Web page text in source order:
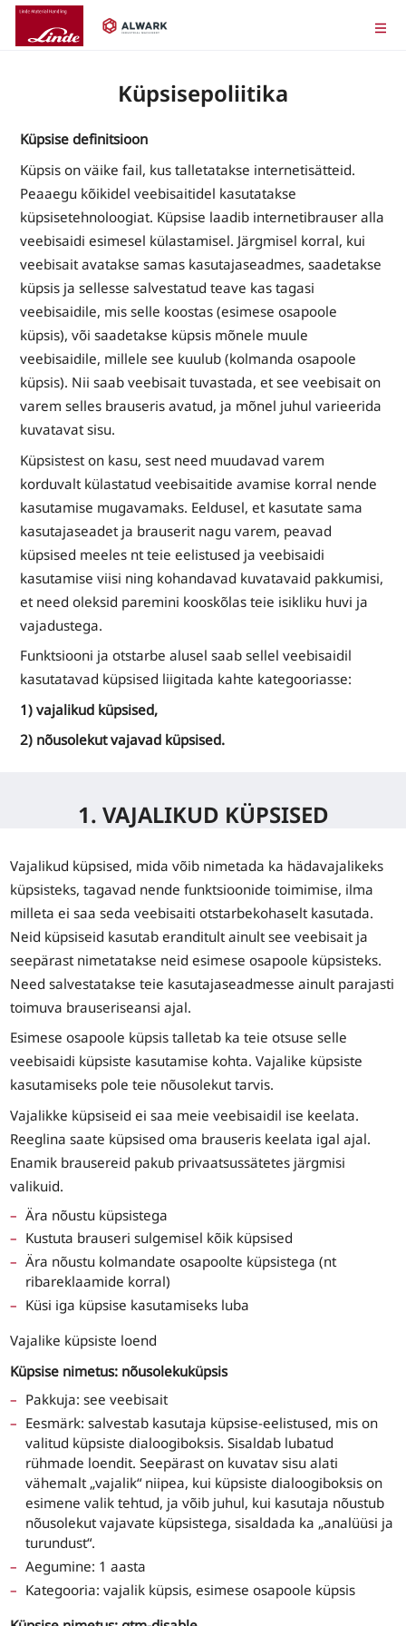
Küpsisepoliitika
Küpsise definitsioon
Küpsis on väike fail, kus talletatakse internetisätteid.
Peaaegu kõikidel veebisaitidel kasutatakse
küpsisetehnoloogiat. Küpsise laadib internetibrauser alla
veebisaidi esimesel külastamisel. Järgmisel korral, kui
veebisait avatakse samas kasutajaseadmes, saadetakse
küpsis ja sellesse salvestatud teave kas tagasi
veebisaidile, mis selle koostas (esimese osapoole
küpsis), või saadetakse küpsis mõnele muule
veebisaidile, millele see kuulub (kolmanda osapoole
küpsis). Nii saab veebisait tuvastada, et see veebisait on
varem selles brauseris avatud, ja mõnel juhul varieerida
kuvatavat sisu.
Küpsistest on kasu, sest need muudavad varem
korduvalt külastatud veebisaitide avamise korral nende
kasutamise mugavamaks. Eeldusel, et kasutate sama
kasutajaseadet ja brauserit nagu varem, peavad
küpsised meeles nt teie eelistused ja veebisaidi
kasutamise viisi ning kohandavad kuvatavaid pakkumisi,
et need oleksid paremini kooskõlas teie isikliku huvi ja
vajadustega.
Funktsiooni ja otstarbe alusel saab sellel veebisaidil
kasutatavad küpsised liigitada kahte kategooriasse:
1) vajalikud küpsised,
2) nõusolekut vajavad küpsised.
1. VAJALIKUD KÜPSISED
Vajalikud küpsised, mida võib nimetada ka hädavajalikeks
küpsisteks, tagavad nende funktsioonide toimimise, ilma
milleta ei saa seda veebisaiti otstarbekohaselt kasutada.
Neid küpsiseid kasutab eranditult ainult see veebisait ja
seepärast nimetatakse neid esimese osapoole küpsisteks.
Need salvestatakse teie kasutajaseadmesse ainult parajasti
toimuva brauseriseansi ajal.
Esimese osapoole küpsis talletab ka teie otsuse selle
veebisaidi küpsiste kasutamise kohta. Vajalike küpsiste
kasutamiseks pole teie nõusolekut tarvis.
Vajalikke küpsiseid ei saa meie veebisaidil ise keelata.
Reeglina saate küpsised oma brauseris keelata igal ajal.
Enamik brausereid pakub privaatsussätetes järgmisi
valikuid.
Ära nõustu küpsistega
Kustuta brauseri sulgemisel kõik küpsised
Ära nõustu kolmandate osapoolte küpsistega (nt
ribareklaamide korral)
Küsi iga küpsise kasutamiseks luba
Vajalike küpsiste loend
Küpsise nimetus: nõusolekuküpsis
Pakkuja: see veebisait
Eesmärk: salvestab kasutaja küpsise-eelistused, mis on
valitud küpsiste dialoogiboksis. Sisaldab lubatud
rühmade loendit. Seepärast on kuvatav sisu alati
vähemalt „vajalik“ niipea, kui küpsiste dialoogiboksis on
esimene valik tehtud, ja võib juhul, kui kasutaja nõustub
nõusolekut vajavate küpsistega, sisaldada ka „analüüsi ja
turundust“.
Aegumine: 1 aasta
Kategooria: vajalik küpsis, esimese osapoole küpsis